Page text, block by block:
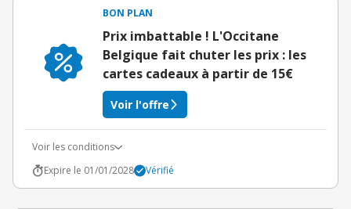
BON PLAN
Prix imbattable ! L'Occitane
Belgique fait chuter les prix : les
cartes cadeaux à partir de 15€
Voir l'offre
Voir les conditions
Expire le 01/01/2028
Vérifié